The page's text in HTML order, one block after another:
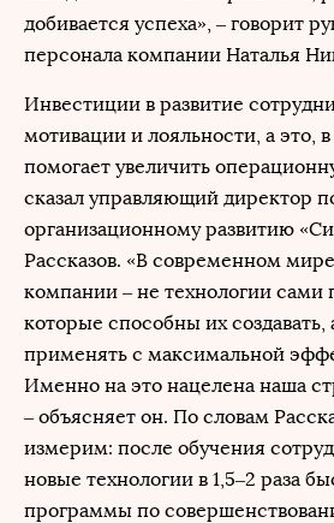
добивается успеха», – говорит
персонала компании Наталья
Инвестиции в развитие
мотивации и лояльности, а это,
помогает увеличить
сказал управляющий директор
организационному развитию
Рассказов. «В современном
компании – не технологии сами
которые способны их создавать,
применять с максимальной
Именно на это нацелена наша
– объясняет он. По словам
измерим: после обучения
новые технологии в 1,5–2 раза
программы по